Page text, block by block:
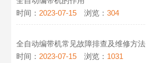
时间： 2023-07-15 浏览：304
全自动编带机常见故障排查及维修方法
时间： 2023-07-15 浏览： 1031